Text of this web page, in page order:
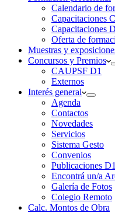
Calendario de
Capacitaciones
Capacitaciones
Oferta de
Muestras y
Concursos y Premios
CAUPSF D1
Externos
Interés general
Agenda
Contactos
Novedades
Servicios
Sistema Gesto
Convenios
Publicaciones
Encontrá un/a
Galería de Fotos
Colegio Remoto
Calc. Montos de Obra